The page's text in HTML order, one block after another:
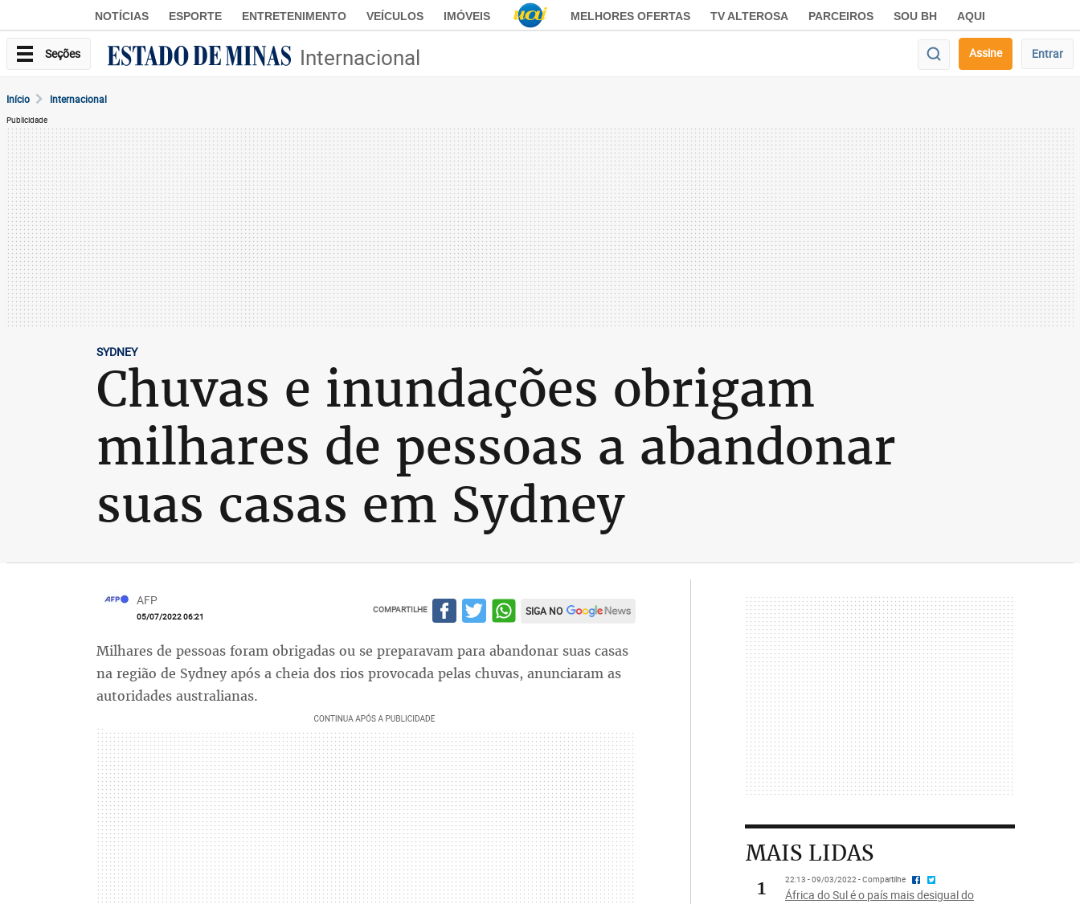
NOTÍCIAS ESPORTE ENTRETENIMENTO VEÍCULOS IMÓVEIS MELHORES OFERTAS TV ALTEROSA PARCEIROS SOU BH AQUI
Seções Internacional Assine Entrar
Início Internacional
Publicidade
SYDNEY
Chuvas e inundações obrigam
milhares de pessoas a abandonar
suas casas em Sydney
AFP
05/07/2022 06:21
COMPARTILHE SIGA NO
Milhares de pessoas foram obrigadas ou se preparavam para abandonar suas casas
na região de Sydney após a cheia dos rios provocada pelas chuvas, anunciaram as
autoridades australianas.
MAIS LIDAS
1
22:13 - 09/03/2022 - Compartilhe
África do Sul é o país mais desigual do